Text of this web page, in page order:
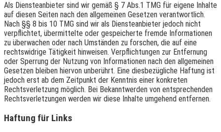
Als Diensteanbieter sind wir gemäß § 7 Abs.1 TMG für eigene Inhalte
auf diesen Seiten nach den allgemeinen Gesetzen verantwortlich.
Nach §§ 8 bis 10 TMG sind wir als Diensteanbieter jedoch nicht
verpflichtet, übermittelte oder gespeicherte fremde Informationen
zu überwachen oder nach Umständen zu forschen, die auf eine
rechtswidrige Tätigkeit hinweisen. Verpflichtungen zur Entfernung
oder Sperrung der Nutzung von Informationen nach den allgemeinen
Gesetzen bleiben hiervon unberührt. Eine diesbezügliche Haftung ist
jedoch erst ab dem Zeitpunkt der Kenntnis einer konkreten
Rechtsverletzung möglich. Bei Bekanntwerden von entsprechenden
Rechtsverletzungen werden wir diese Inhalte umgehend entfernen.
Haftung für Links